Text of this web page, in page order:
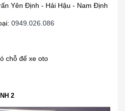
Yên Định - Hải Hậu - Nam Định
0949.026.086
chỗ để xe oto
2